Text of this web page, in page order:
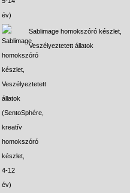
Sablimage homokszóró készlet,
Veszélyeztetett állatok